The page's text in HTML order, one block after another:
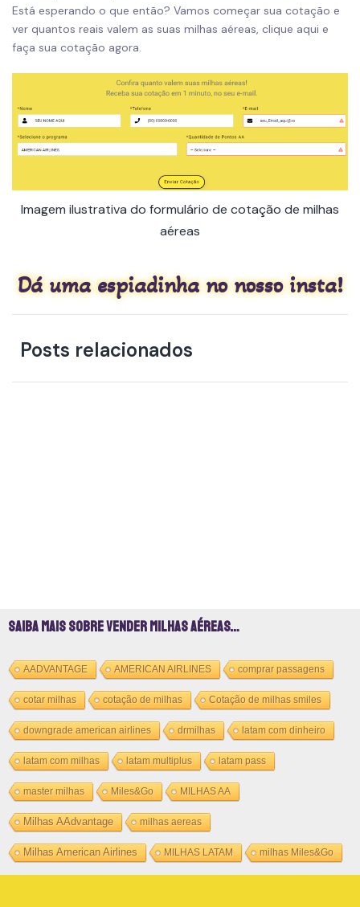
Está esperando o que então? Vamos começar sua cotação e
ver quantos reais valem as suas milhas aéreas, clique aqui e
faça sua cotação agora
Imagem ilustrativa do formulário de cotação de milhas
aéreas
Dá uma espiadinha no nosso insta!
Posts relacionados
Saiba mais sobre vender milhas aéreas…
AADVANTAGE AMERICAN AIRLINES comprar passagens
cotar milhas cotação de milhas Cotação de milhas smiles
downgrade american airlines drmilhas latam com dinheiro
latam com milhas latam multiplus latam pass
master milhas Miles&Go MILHAS AA
Milhas AAdvantage milhas aereas
Milhas American Airlines MILHAS LATAM milhas Miles&Go